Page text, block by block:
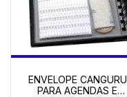
ENVELOPE CANGURU
PARA AGENDAS E